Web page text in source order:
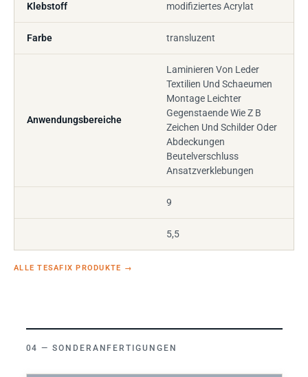
Klebstoff modifiziertes Acrylat
Farbe transluzent
Anwendungsbereiche
Laminieren Von Leder
Textilien Und Schaeumen
Montage Leichter
Gegenstaende Wie Z B
Zeichen Und Schilder Oder
Abdeckungen
Beutelverschluss
Ansatzverklebungen
9
5,5
ALLE TESAFIX PRODUKTE →
SONDERANFERTIGUNGEN